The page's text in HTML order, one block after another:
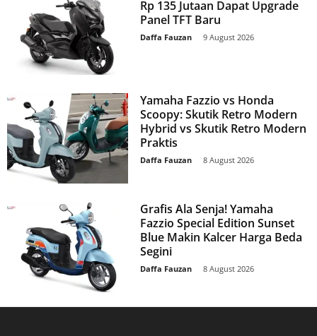
Rp 135 Jutaan Dapat Upgrade
Panel TFT Baru
Daffa Fauzan 9 August 2026
Yamaha Fazzio vs Honda
Scoopy: Skutik Retro Modern
Hybrid vs Skutik Retro Modern
Praktis
Daffa Fauzan 8 August 2026
Grafis Ala Senja! Yamaha
Fazzio Special Edition Sunset
Blue Makin Kalcer Harga Beda
Segini
Daffa Fauzan 8 August 2026